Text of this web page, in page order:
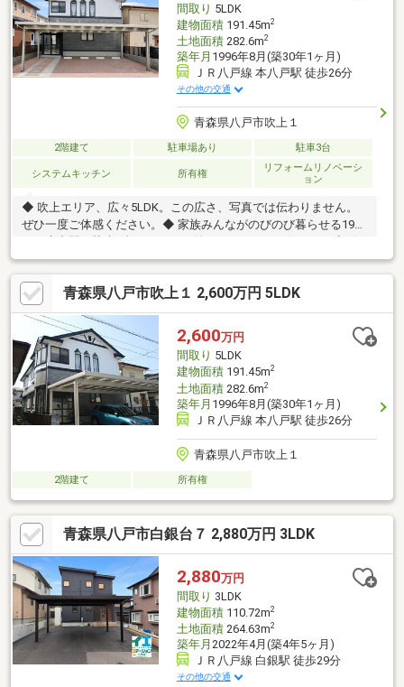
間取り 5LDK
建物面積191.45m2
土地面積282.6m2
築年月 1996年8月(築30年1ヶ月)
ＪＲ八戸線 本八戸駅 徒歩26分
その他の交通
青森県八戸市吹上１
2階建て 駐車場あり 駐車3台
システムキッチン 所有権
リフォームリノベーシ
ョン
◆ 吹上エリア、広々5LDK。この広さ、写真では伝わりません。
ぜひ一度ご体感ください。◆ 家族みんながのびのび暮らせる191
上エリアでこの広さ。“もう一部屋欲しい”が、すべて叶う家で
す。このゆとり、ぜひ現地で。◆ 広さ・立地・駐車力、三拍子そ
ろったファミリー住宅。気になる水回りも、状態が良いです。◆
子育て世帯にうれしい吹上エリア×ゆとりの5LDK。
青森県八戸市吹上１ 2,600万円 5LDK
2,600万円
間取り 5LDK
建物面積191.45m2
土地面積282.6m2
築年月 1996年8月(築30年1ヶ月)
ＪＲ八戸線 本八戸駅 徒歩26分
青森県八戸市吹上１
2階建て 所有権
青森県八戸市白銀台７ 2,880万円 3LDK
2,880万円
間取り 3LDK
建物面積110.72m2
土地面積264.63m2
築年月 2022年4月(築4年5ヶ月)
ＪＲ八戸線 白銀駅 徒歩29分
その他の交通